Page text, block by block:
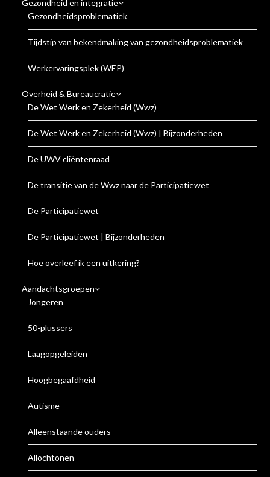
Gezondheid en integratie
Gezondheidsproblematiek
Tijdstip van bekendmaking van gezondheidsproblematiek
Werkervaringsplek (WEP)
Overheid & Bureaucratie
De Wet Werk en Zekerheid (Wwz)
De Wet Werk en Zekerheid (Wwz) | Bijzonderheden
De UWV cliëntenraad
De transitie van de Wwz naar de Participatiewet
De Participatiewet
De Participatiewet | Bijzonderheden
Hoe overleef ik een uitkering?
Aandachtsgroepen
Jongeren
50-plussers
Laagopgeleiden
Hoogbegaafdheid
Autisme
Alleenstaande ouders
Allochtonen